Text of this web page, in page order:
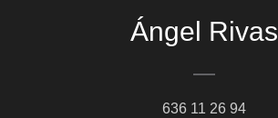
Ángel Rivas
636 11 26 94